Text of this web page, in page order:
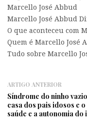
Marcello José Abbud
Marcello José Abbud
O que aconteceu com
Quem é Marcello José
Tudo sobre Marcello
ARTIGO ANTERIOR
Síndrome do ninho
casa dos pais idosos e
saúde e a autonomia do